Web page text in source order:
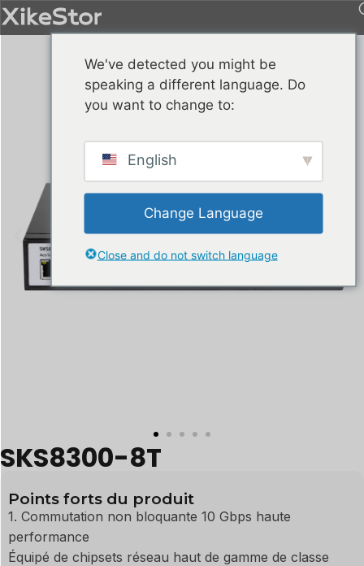
SKS8300-8T
Points forts du produit
1. Commutation non bloquante 10 Gbps haute
performance
Équipé de chipsets réseau haut de gamme de classe
We've detected you might be
speaking a different language. Do
you want to change to:
English
Change Language
Close and do not switch language